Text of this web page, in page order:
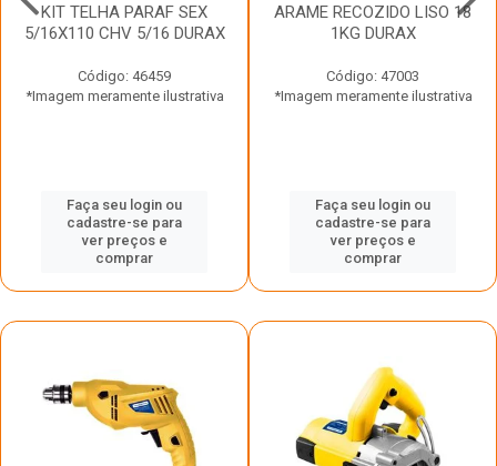
KIT TELHA PARAF SEX
5/16X110 CHV 5/16 DURAX
Código: 46459
*Imagem meramente ilustrativa
Faça seu login ou
cadastre-se para
ver preços e
comprar
ARAME RECOZIDO LISO 18
1KG DURAX
Código: 47003
*Imagem meramente ilustrativa
Faça seu login ou
cadastre-se para
ver preços e
comprar